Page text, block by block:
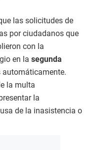
las solicitudes de
por ciudadanos que
con la
en la segunda
automáticamente.
la multa
la
de la inasistencia o